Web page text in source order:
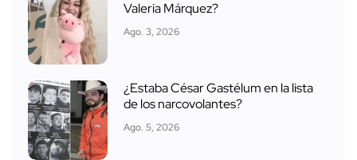
Valeria Márquez?
Ago. 3, 2026
¿Estaba César Gastélum en la lista
de los narcovolantes?
Ago. 5, 2026